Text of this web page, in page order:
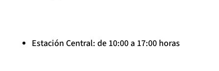
Estación Central: de 10:00 a 17:00 horas